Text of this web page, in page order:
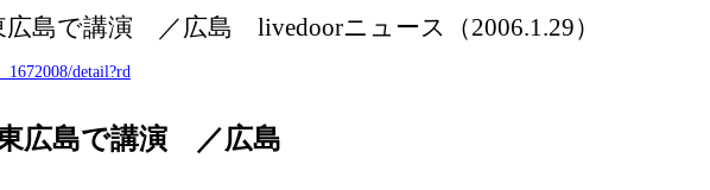
広島で講演 ／広島 livedoorニュース（2006.1.29）
detail?rd
広島で講演 ／広島